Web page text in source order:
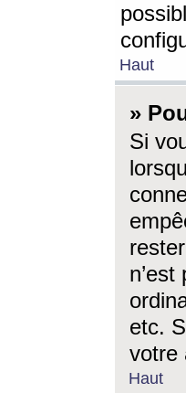
Haut
»
Si
etc.
votre
Haut